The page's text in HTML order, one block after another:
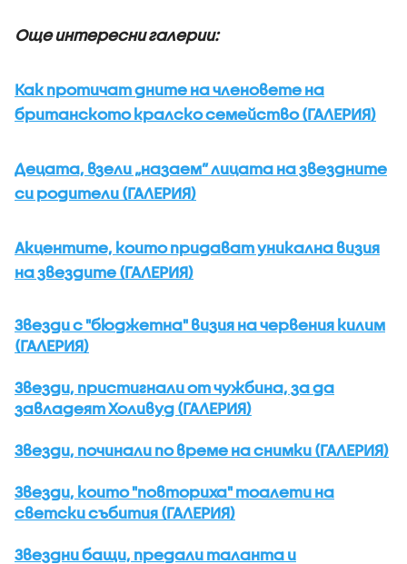
Още интересни галерии:
Как протичат дните на членовете на
британското кралско семейство (ГАЛЕРИЯ)
Децата, взели „назаем” лицата на звездните
си родители (ГАЛЕРИЯ)
Акцентите, които придават уникална визия
на звездите (ГАЛЕРИЯ)
Звезди с "бюджетна" визия на червения килим
(ГАЛЕРИЯ)
Звезди, пристигнали от чужбина, за да
завладеят Холивуд (ГАЛЕРИЯ)
Звезди, починали по време на снимки (ГАЛЕРИЯ)
Звезди, които "повториха" тоалети на
светски събития (ГАЛЕРИЯ)
Звездни бащи, предали таланта и